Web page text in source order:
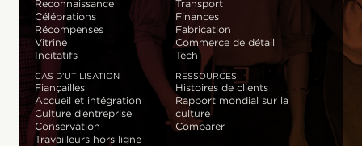
Reconnaissance
Célébrations
Récompenses
Vitrine
Incitatifs
Transport
Finances
Fabrication
Commerce de détail
Tech
CAS D’UTILISATION
Fiançailles
Accueil et intégration
Culture d’entreprise
Conservation
Travailleurs hors ligne
RESSOURCES
Histoires de clients
Rapport mondial sur la
culture
Comparer